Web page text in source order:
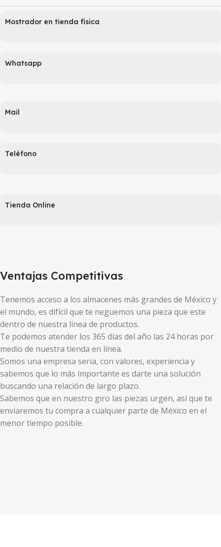
Mostrador en tienda física
Whatsapp
Mail
Teléfono
Tienda Online
Ventajas Competitivas
Tenemos acceso a los almacenes más grandes de México y
el mundo, es difícil que te neguemos una pieza que este
dentro de nuestra línea de productos.
Te podemos atender los 365 días del año las 24 horas por
medio de nuestra tienda en línea.
Somos una empresa seria, con valores, experiencia y
sabemos que lo más importante es darte una solución
buscando una relación de largo plazo.
Sabemos que en nuestro giro las piezas urgen, así que te
enviaremos tu compra a cualquier parte de México en el
menor tiempo posible.